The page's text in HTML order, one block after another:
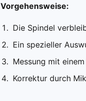
Vorgehensweise:
Die Spindel
Ein spezieller
Messung mit
Korrektur durch